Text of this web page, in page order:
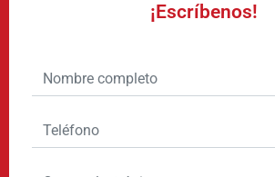
¡Escríbenos!